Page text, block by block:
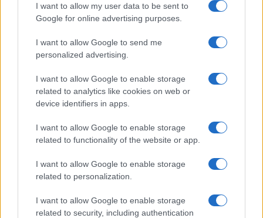
I want to allow my user data to be sent to
Google for online advertising purposes.
I want to allow Google to send me
personalized advertising.
I want to allow Google to enable storage
related to analytics like cookies on web or
device identifiers in apps.
I want to allow Google to enable storage
related to functionality of the website or app.
I want to allow Google to enable storage
related to personalization.
I want to allow Google to enable storage
related to security, including authentication
Continua a leggere
TECH